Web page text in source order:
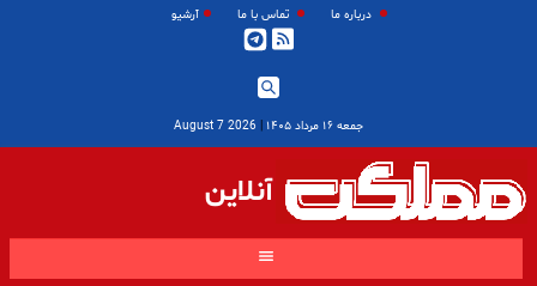
درباره ما تماس با ما آرشیو
جمعه ۱۶ مرداد ۱۴۰۵ |
2026 August 7
آنلاین